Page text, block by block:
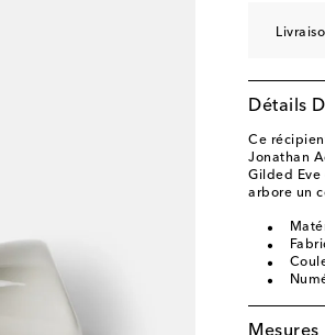
Détails
Ce
Jonathan
Gilded Eve
arbore un